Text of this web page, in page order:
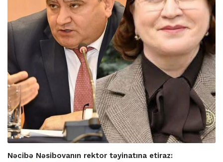
Nəcibə Nəsibovanın rektor təyinatına etiraz: